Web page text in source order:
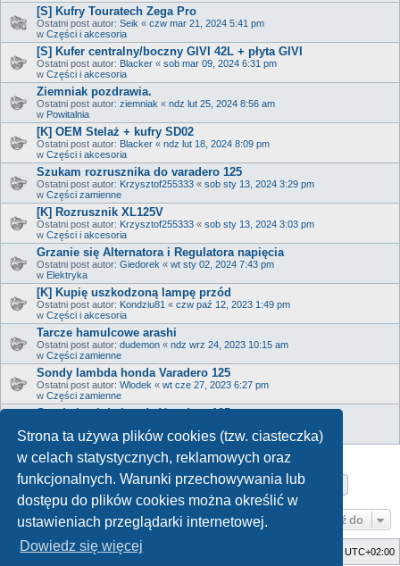
Strona ta używa plików cookies (tzw. ciasteczka)
w celach statystycznych, reklamowych oraz
funkcjonalnych. Warunki przechowywania lub
dostępu do plików cookies można określić w
ustawieniach przeglądarki internetowej.
Dowiedz się więcej
[S] Kufry Touratech Zega Pro
Ostatni post autor: Seik « czw mar 21, 2024 5:41 pm
w Części i akcesoria
[S] Kufer centralny/boczny GIVI 42L + płyta GIVI
Ostatni post autor: Blacker « sob mar 09, 2024 6:31 pm
w Części i akcesoria
Ziemniak pozdrawia.
Ostatni post autor: ziemniak « ndz lut 25, 2024 8:56 am
w Powitalnia
[K] OEM Stelaż + kufry SD02
Ostatni post autor: Blacker « ndz lut 18, 2024 8:09 pm
w Części i akcesoria
Szukam rozrusznika do varadero 125
Ostatni post autor: Krzysztof255333 « sob sty 13, 2024 3:29 pm
w Części zamienne
[K] Rozrusznik XL125V
Ostatni post autor: Krzysztof255333 « sob sty 13, 2024 3:03 pm
w Części i akcesoria
Grzanie się Alternatora i Regulatora napięcia
Ostatni post autor: Giedorek « wt sty 02, 2024 7:43 pm
w Elektryka
[K] Kupię uszkodzoną lampę przód
Ostatni post autor: Kondziu81 « czw paź 12, 2023 1:49 pm
w Części i akcesoria
Tarcze hamulcowe arashi
Ostatni post autor: dudemon « ndz wrz 24, 2023 10:15 am
w Części zamienne
Sondy lambda honda Varadero 125
Ostatni post autor: Wlodek « wt cze 27, 2023 6:27 pm
w Części zamienne
Sondy lambda honda Varadero 125
wSerwis
Znaleziono 817 wyników Strona1z17
1 2 3 4 5 …
Przejdź do
Strona główna UTC+02:00